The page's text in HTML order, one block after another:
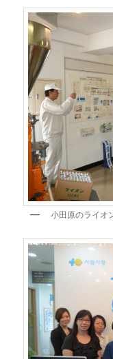
小田原のライオ